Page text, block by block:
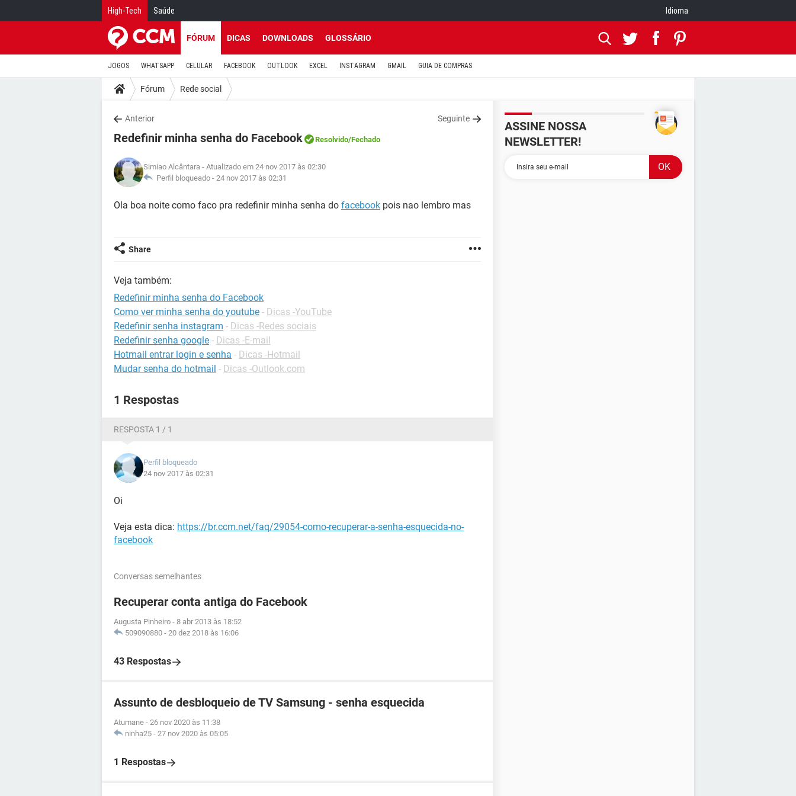
High-Tech Saúde Idioma
FÓRUM DICAS DOWNLOADS GLOSSÁRIO
JOGOS WHATSAPP CELULAR FACEBOOK OUTLOOK EXCEL INSTAGRAM GMAIL GUIA DE COMPRAS
Fórum Rede social
Anterior Seguinte
Redefinir minha senha do Facebook Resolvido/Fechado
Simiao Alcântara - Atualizado em 24 nov 2017 às 02:30
Perfil bloqueado - 24 nov 2017 às 02:31
Ola boa noite como faco pra redefinir minha senha do facebook pois nao lembro mas
Share
Veja também:
Redefinir minha senha do Facebook
Como ver minha senha do youtube - Dicas -YouTube
Redefinir senha instagram - Dicas -Redes sociais
Redefinir senha google - Dicas -E-mail
Hotmail entrar login e senha - Dicas -Hotmail
Mudar senha do hotmail - Dicas -Outlook.com
1 Respostas
RESPOSTA 1 / 1
Perfil bloqueado
24 nov 2017 às 02:31
Oi
Veja esta dica: https://br.ccm.net/faq/29054-como-recuperar-a-senha-esquecida-no-
facebook
Conversas semelhantes
Recuperar conta antiga do Facebook
Augusta Pinheiro - 8 abr 2013 às 18:52
509090880 - 20 dez 2018 às 16:06
43 Respostas
Assunto de desbloqueio de TV Samsung - senha esquecida
Atumane - 26 nov 2020 às 11:38
ninha25 - 27 nov 2020 às 05:05
1 Respostas
ASSINE NOSSA
NEWSLETTER!